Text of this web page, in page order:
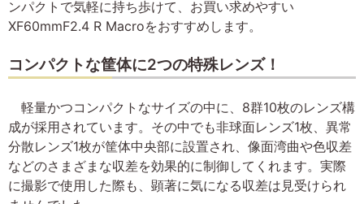
ンパクトで気軽に持ち歩けて、お買い求めやすい
XF60mmF2.4 R Macroをおすすめします。
コンパクトな筐体に2つの特殊レンズ！
軽量かつコンパクトなサイズの中に、8群10枚のレンズ構
成が採用されています。その中でも非球面レンズ1枚、異常
分散レンズ1枚が筐体中央部に設置され、像面湾曲や色収差
などのさまざまな収差を効果的に制御してくれます。実際
に撮影で使用した際も、顕著に気になる収差は見受けられ